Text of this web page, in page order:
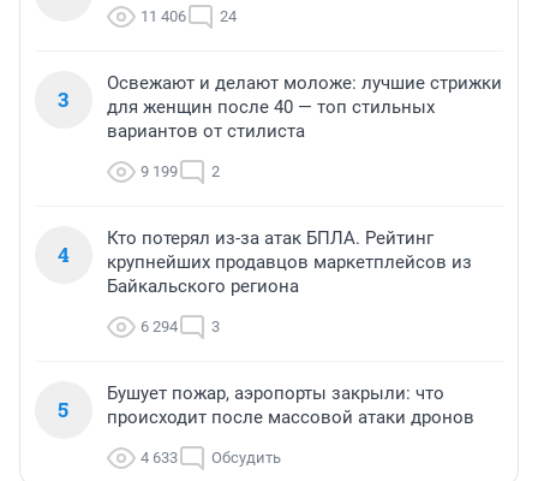
11 406 24
3
Освежают и делают моложе: лучшие стрижки
для женщин после 40 — топ стильных
вариантов от стилиста
9 199 2
4
Кто потерял из-за атак БПЛА. Рейтинг
крупнейших продавцов маркетплейсов из
Байкальского региона
6 294 3
5
Бушует пожар, аэропорты закрыли: что
происходит после массовой атаки дронов
4 633 Обсудить